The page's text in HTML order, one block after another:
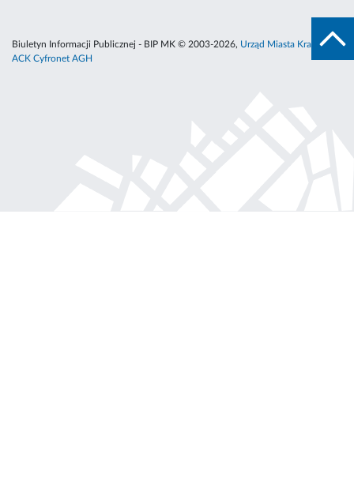
Biuletyn Informacji Publicznej - BIP MK © 2003-2026, Urząd Miasta Krakowa
ACK Cyfronet AGH